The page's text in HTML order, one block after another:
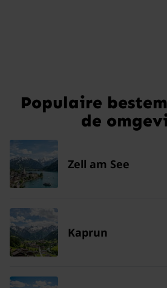
Populaire
de
Zell am See
Kaprun